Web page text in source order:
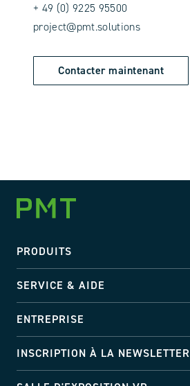
+ 49 (0) 9225 95500
project@pmt.solutions
Contacter maintenant
PRODUITS
SERVICE & AIDE
ENTREPRISE
INSCRIPTION À LA NEWSLETTER